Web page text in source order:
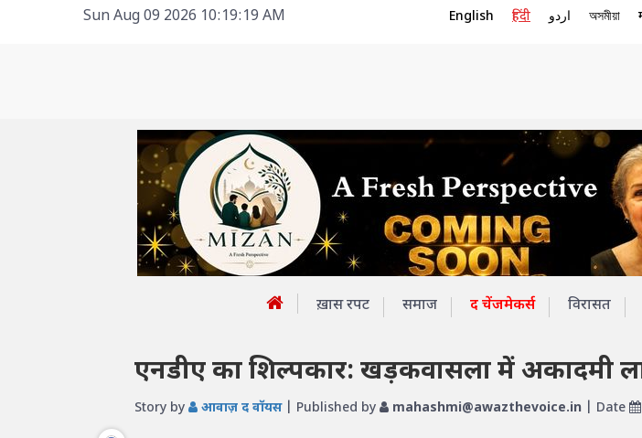
Sun Aug 09 2026 10:19:19 AM English हिंदी اردو অসমীয়া
ख़ास रपट समाज द चेंजमेकर्स विरासत
एनडीए का शिल्पकार: खड़कवासला में अकादमी
Story by आवाज़ द वॉयस | Published by mahashmi@awazthevoice.in | Date